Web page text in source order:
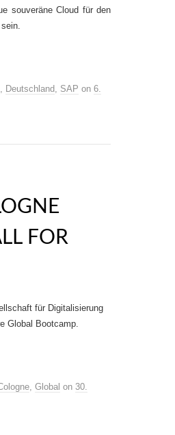
souveräne Cloud für den
, Deutschland, SAP on 6.
FOR
für Digitalisierung
Global Bootcamp.
, Global on 30.